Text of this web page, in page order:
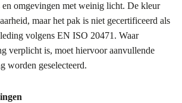
en omgevingen met weinig licht. De kleur
maar het pak is niet gecertificeerd als
volgens EN ISO 20471. Waar
verplicht is, moet hiervoor aanvullende
worden geselecteerd.